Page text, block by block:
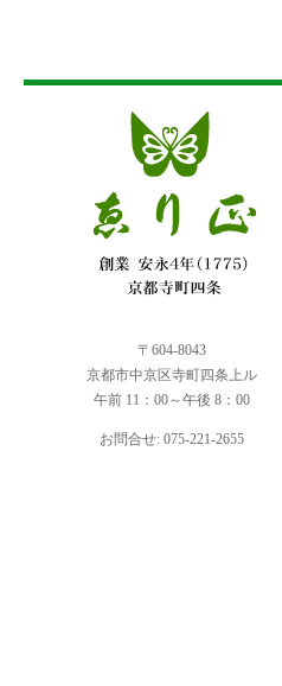
〒604-8043
京都市中京区寺町四条上ル
午前 11：00～午後 8：00
お問合せ: 075-221-2655